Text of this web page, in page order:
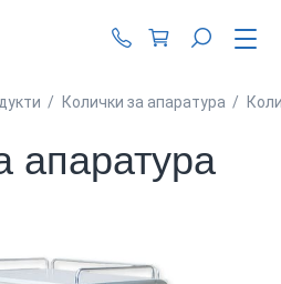
+359 87 990 62
/ Колички за апаратура /
апаратура